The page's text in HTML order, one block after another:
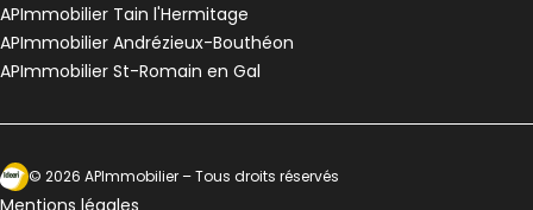
APImmobilier Tain l'Hermitage
APImmobilier Andrézieux-Bouthéon
APImmobilier St-Romain en Gal
Ecosytème Ideeri
© 2026 APImmobilier – Tous droits réservés
Mentions légales